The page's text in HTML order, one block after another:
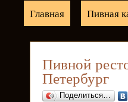
Главная Пивная
Пивной
Петербург
Поделиться…